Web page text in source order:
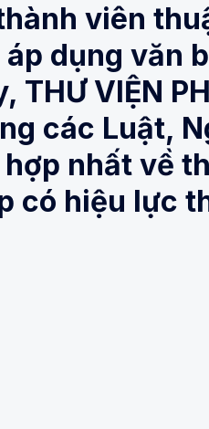
viên
dụng văn
THƯ VIỆN
các Luật,
nhất về
có hiệu lực